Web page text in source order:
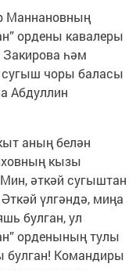
Маннановның
ордены кавалеры
һәм
сугыш чоры баласы
Абдуллин
аның белән
кызы
әткәй сугыштан
үлгәндә, миңа
булган, ул
орденының тулы
булган! Командиры